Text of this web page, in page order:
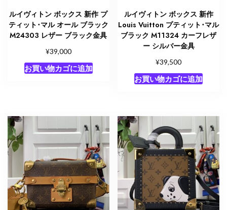
ルイヴィトン ボックス 新作 プ
ティット･マル オール ブラック
M24303 レザー ブラック金具
¥39,000
お買い物カゴに追加
ルイヴィトン ボックス 新作
Louis Vuitton プティット･マル
ブラック M11324 カーフレザ
ー シルバー金具
¥39,500
お買い物カゴに追加